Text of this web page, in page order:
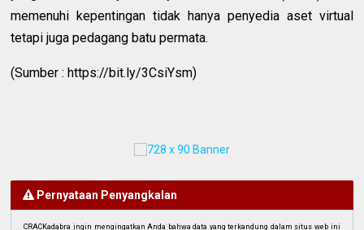
memenuhi kepentingan tidak hanya penyedia aset virtual
tetapi juga pedagang batu permata.
(Sumber : https://bit.ly/3CsiYsm)
Pernyataan Penyangkalan
CRACKadabra ingin mengingatkan Anda bahwa data yang terkandung dalam situs web ini